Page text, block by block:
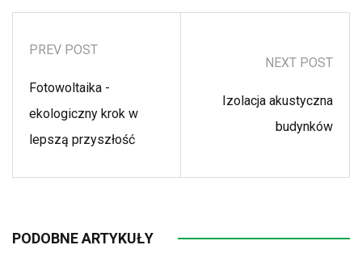
PREV POST
Fotowoltaika -
ekologiczny krok w
lepszą przyszłość
NEXT POST
Izolacja akustyczna
budynków
PODOBNE ARTYKUŁY